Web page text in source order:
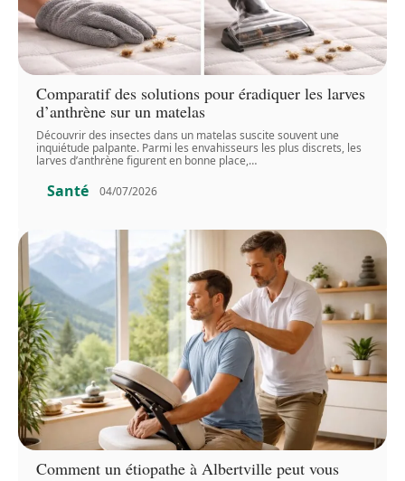
Comparatif des solutions pour éradiquer les larves
d’anthrène sur un matelas
Découvrir des insectes dans un matelas suscite souvent une
inquiétude palpante. Parmi les envahisseurs les plus discrets, les
larves d’anthrène figurent en bonne place,…
Santé 04/07/2026
Comment un étiopathe à Albertville peut vous